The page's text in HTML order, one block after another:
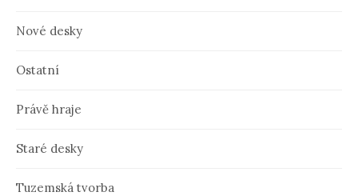
Nové desky
Ostatní
Právě hraje
Staré desky
Tuzemská tvorba